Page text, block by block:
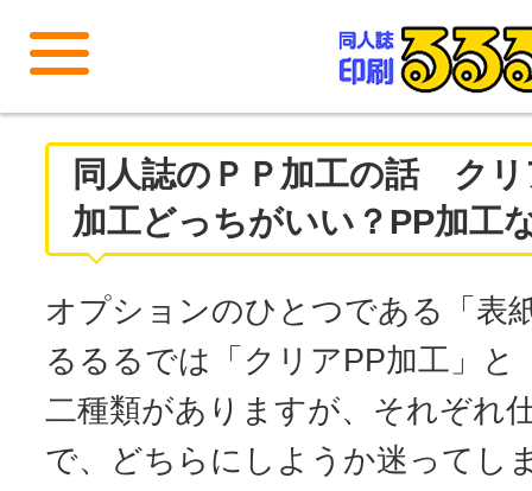
同人誌のＰＰ加工の話 クリ
加工どっちがいい？PP加工
オプションのひとつである「表
るるるでは「クリアPP加工」と
二種類がありますが、それぞれ
で、どちらにしようか迷ってし